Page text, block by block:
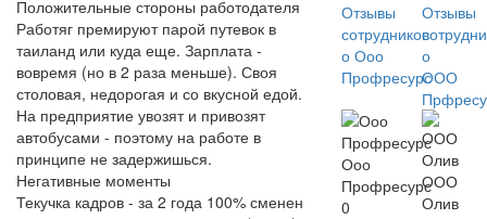
Положительные стороны работодателя
Работяг премируют парой путевок в
таиланд или куда еще. Зарплата -
вовремя (но в 2 раза меньше). Своя
столовая, недорогая и со вкусной едой.
На предприятие увозят и привозят
автобусами - поэтому на работе в
принципе не задержишься.
Негативные моменты
Текучка кадров - за 2 года 100% сменен
Отзывы
сотрудников
о Ооо
Профресурс
Отзывы
о
ООО
Ооо
Профресурс
0
ООО
Олив